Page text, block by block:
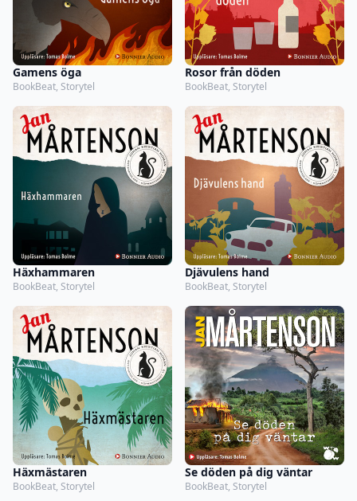
Gamens öga
BookBeat, Storytel
Rosor från döden
BookBeat, Storytel
Häxhammaren
BookBeat, Storytel
Djävulens hand
BookBeat, Storytel
Häxmästaren
BookBeat, Storytel
Se döden på dig väntar
BookBeat, Storytel